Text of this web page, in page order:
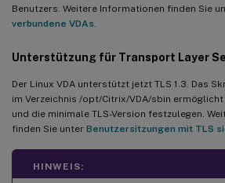
Benutzers. Weitere Informationen finden Sie
verbundene VDAs
Unterstützung für Transport Layer
Der Linux VDA unterstützt jetzt TLS 1.3. Das
im Verzeichnis /opt/Citrix/VDA/sbin ermöglicht
und die minimale TLS-Version festzulegen.
finden Sie unter Benutzersitzungen mit TLS
HINWEIS: